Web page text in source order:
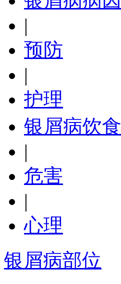
|
预防
|
护理
银屑病饮食
|
危害
|
心理
银屑病部位